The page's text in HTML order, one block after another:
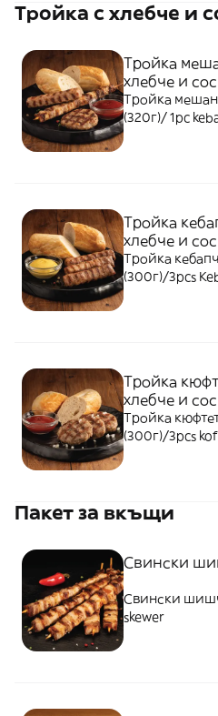
Тройка с хлебче и
Тройка
хлебче и сос
Тройка
(320г)/ 1pc kebapche, 1pc kofte and 1pc
Тройка
хлебче и сос
Тройка
(300г)/3pcs
Тройка
хлебче и сос
Тройка
(300г)/3pcs
Пакет за вкъщи
Свински
Свински
skewer